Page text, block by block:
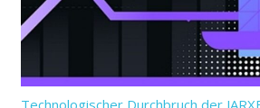
Technologischer Durchbruch der